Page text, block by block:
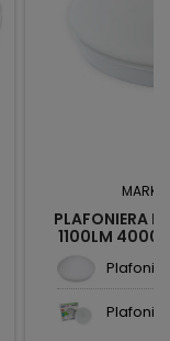
PLAFONIERA
1100LM